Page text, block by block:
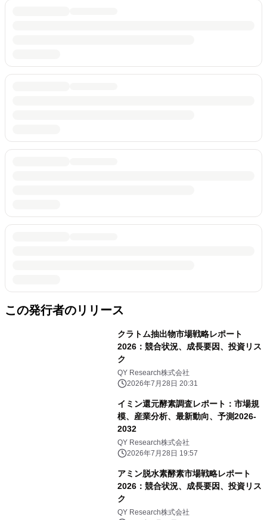
この発行者のリリース
クラトム抽出物市場戦略レポート
2026：競合状況、成長要因、投資リス
ク
QY Research株式会社
2026年7月28日 20:31
イミン還元酵素調査レポート：市場規
模、産業分析、最新動向、予測2026-
2032
QY Research株式会社
2026年7月28日 19:57
アミン脱水素酵素市場戦略レポート
2026：競合状況、成長要因、投資リス
ク
QY Research株式会社